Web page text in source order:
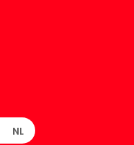
NL